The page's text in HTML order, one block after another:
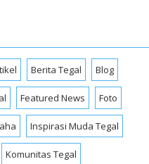
Berita Tegal Blog
Featured News Foto
Inspirasi Muda Tegal
Komunitas Tegal